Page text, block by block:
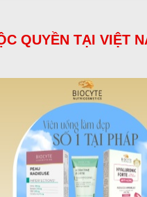
QUYỀN TẠI VIỆT